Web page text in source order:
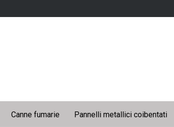
Canne fumarie Pannelli metallici coibentati